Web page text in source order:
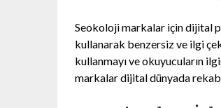
Seokoloji markalar için dijital
kullanarak benzersiz ve ilgi
kullanmayı ve okuyucuların
markalar dijital dünyada